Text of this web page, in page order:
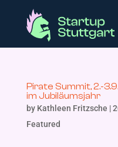
Pirate Summit, 2.-
im Jubiläumsjahr
by Kathleen Fritzsche |
Featured